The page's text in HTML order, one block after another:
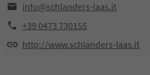
info@schlanders-laas.it
+39 0473 730155
http://www.schlanders-laas.it